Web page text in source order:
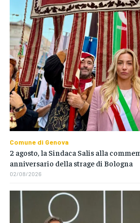
Comune di Genova
2 agosto, la Sindaca Salis alla
anniversario della strage di Bologna
02/08/2026